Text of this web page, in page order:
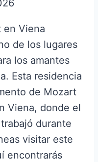
en Viena
de los lugares
los amantes
Esta residencia
de Mozart
Viena, donde el
durante
visitar este
encontrarás